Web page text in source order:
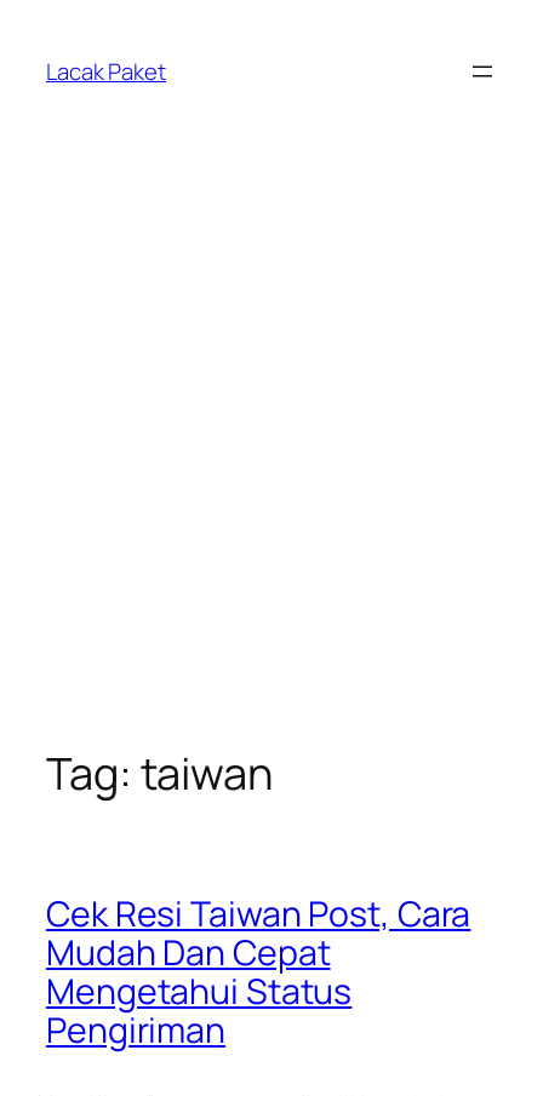
konten
Lacak Paket
Tag: taiwan
Cek Resi Taiwan Post, Cara
Mudah Dan Cepat
Mengetahui Status
Pengiriman